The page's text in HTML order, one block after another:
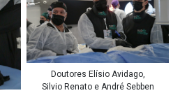
Doutores Elísio Avidago,
Silvio Renato e André Sebben